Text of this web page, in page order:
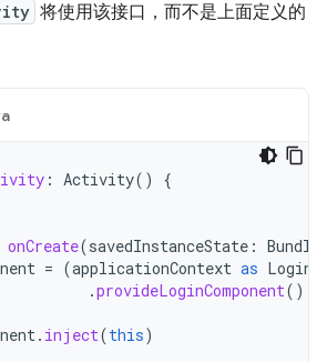
将使用该接口，而不是上面定义的
: Activity()
{
onCreate(savedInstanceState :
= (applicationContext as
.provideLoginComponent()
. inject(this)